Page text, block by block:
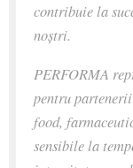
contribuie la
noștri.
PERFORMA
pentru
food,
sensibile la